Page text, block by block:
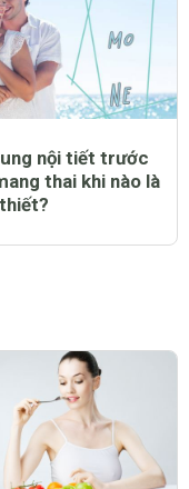
nội tiết trước
thai khi nào là